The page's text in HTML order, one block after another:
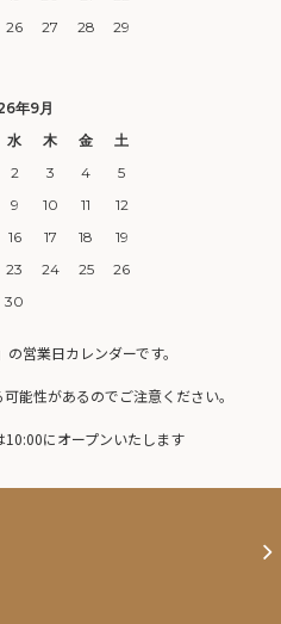
26 27 28
29
年9月
水 木 金
土
2 3 4
5
9 10 11
12
16 17 18
19
23 24 25
26
30
営業日カレンダーです。
能性があるのでご注意ください。
にオープンいたします